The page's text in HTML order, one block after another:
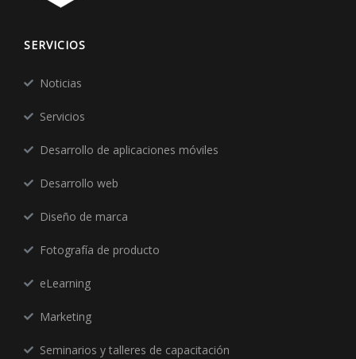
SERVICIOS
Noticias
Servicios
Desarrollo de aplicaciones móviles
Desarrollo web
Diseño de marca
Fotografía de producto
eLearning
Marketing
Seminarios y talleres de capacitación